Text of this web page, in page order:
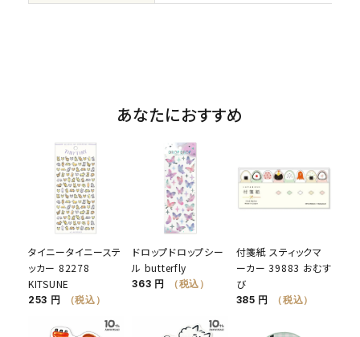
あなたにおすすめ
タイニータイニーステ
ッカー 82278
KITSUNE
253 円 （税込）
ドロップドロップシー
ル butterfly
363 円 （税込）
付箋紙 スティックマ
ーカー 39883 おむす
び
385 円 （税込）